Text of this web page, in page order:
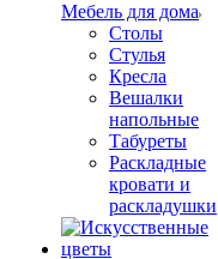
Мебель для дома
Столы
Стулья
Кресла
Вешалки
напольные
Табуреты
Раскладные
кровати и
раскладушки